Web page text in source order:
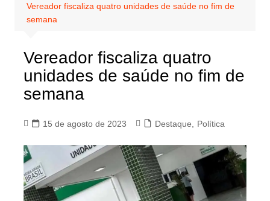
Vereador fiscaliza quatro unidades de saúde no fim de
semana
Vereador fiscaliza quatro
unidades de saúde no fim de
semana
15 de agosto de 2023 Destaque Política